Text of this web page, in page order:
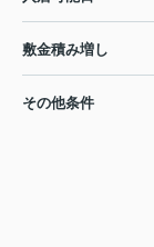
敷金積み増し
その他条件